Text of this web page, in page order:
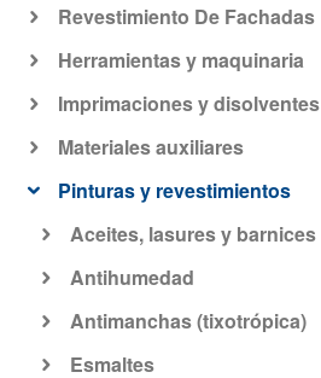
Revestimiento De Fachadas
Herramientas y maquinaria
Imprimaciones y disolventes
Materiales auxiliares
Pinturas y revestimientos
Aceites, lasures y barnices
Antihumedad
Antimanchas (tixotrópica)
Esmaltes